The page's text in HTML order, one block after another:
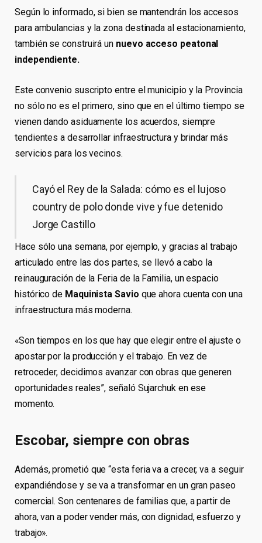
Según lo informado, si bien se mantendrán los accesos
para ambulancias y la zona destinada al estacionamiento,
también se construirá un nuevo acceso peatonal
independiente.
Este convenio suscripto entre el municipio y la Provincia
no sólo no es el primero, sino que en el último tiempo se
vienen dando asiduamente los acuerdos, siempre
tendientes a desarrollar infraestructura y brindar más
servicios para los vecinos.
Cayó el Rey de la Salada: cómo es el lujoso
country de polo donde vive y fue detenido
Jorge Castillo
Hace sólo una semana, por ejemplo, y gracias al trabajo
articulado entre las dos partes, se llevó a cabo la
reinauguración de la Feria de la Familia, un espacio
histórico de Maquinista Savio que ahora cuenta con una
infraestructura más moderna.
«Son tiempos en los que hay que elegir entre el ajuste o
apostar por la producción y el trabajo. En vez de
retroceder, decidimos avanzar con obras que generen
oportunidades reales”, señaló Sujarchuk en ese
momento.
Escobar, siempre con obras
Además, prometió que “esta feria va a crecer, va a seguir
expandiéndose y se va a transformar en un gran paseo
comercial. Son centenares de familias que, a partir de
ahora, van a poder vender más, con dignidad, esfuerzo y
trabajo».